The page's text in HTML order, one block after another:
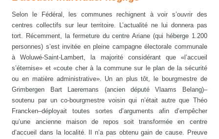
Selon le Fédéral, les communes rechignent à voir s’ouvrir des
centres collectifs sur leur territoire. L’actualité ne lui donnera pas
tort. Récemment, la fermeture du centre Ariane (qui héberge 1.200
personnes) s’est invitée en pleine campagne électorale communale
à Woluwé-Saint-Lambert, la majorité considérant que «l’accueil
s’éternise» et «coute cher à la commune sur le plan de la sécurité
ou en matière administrative». Un an plus tôt, le bourgmestre de
Grimbergen Bart Laeremans (ancien député Vlaams Belang)–
soutenu par un co-bourgmestre voisin qui n’était autre que Théo
Francken–déployait toutes sortes d’arguments afin d’empêcher
qu’une ancienne maison de repos soit transformée en centre
d’accueil dans la localité. Il n’a pas obtenu gain de cause. Preuve